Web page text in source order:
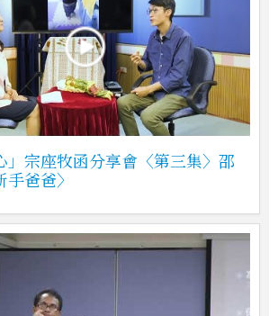
」宗座牧函分享會〈第三集〉邵
爸爸〉